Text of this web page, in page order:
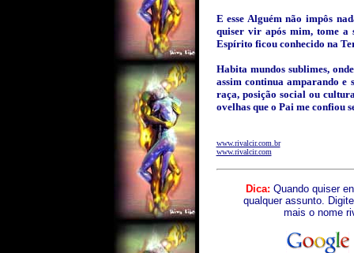
E esse Alguém não impôs
quiser vir após mim, tome a
Espírito ficou conhecido na
Habita mundos sublimes,
assim continua amparando e
raça, posição social ou
ovelhas que o Pai me confiou
www.rivalcir.com.br
www.rivalcir.com
Dica: Quando quiser
qualquer assunto.
mais o nome